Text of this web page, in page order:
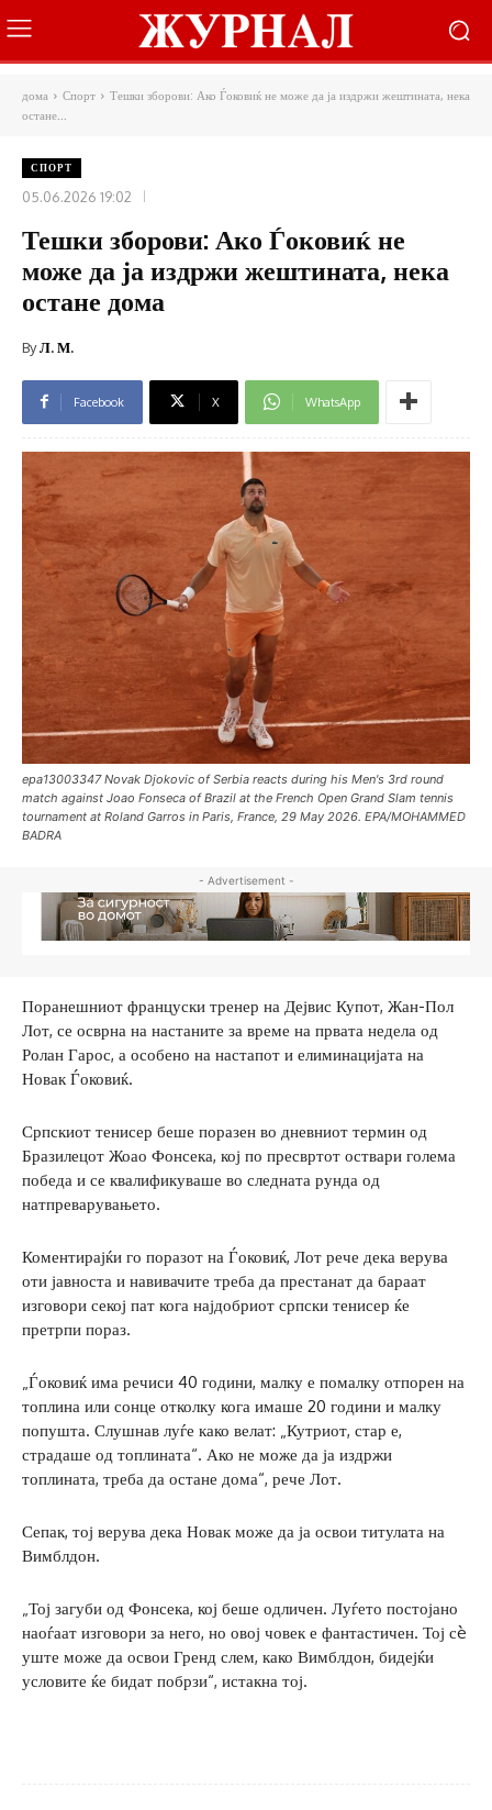
дома Спорт
Тешки зборови: Ако Ѓоковиќ не може да ја издржи жештината, нека
остане...
СПОРТ
05.06.2026 19:02
Тешки зборови: Ако Ѓоковиќ не
може да ја издржи жештината, нека
остане дома
ByЛ. М.
Facebook X WhatsApp
epa13003347 Novak Djokovic of Serbia reacts during his Men's 3rd round
match against Joao Fonseca of Brazil at the French Open Grand Slam tennis
tournament at Roland Garros in Paris, France, 29 May 2026. EPA/MOHAMMED
BADRA
- Advertisement -
Поранешниот француски тренер на Дејвис Купот, Жан-Пол
Лот, се осврна на настаните за време на првата недела од
Ролан Гарос, а особено на настапот и елиминацијата на
Новак Ѓоковиќ.
Српскиот тенисер беше поразен во дневниот термин од
Бразилецот Жоао Фонсека, кој по пресвртот оствари голема
победа и се квалификуваше во следната рунда од
натпреварувањето.
Коментирајќи го поразот на Ѓоковиќ, Лот рече дека верува
оти јавноста и навивачите треба да престанат да бараат
изговори секој пат кога најдобриот српски тенисер ќе
претрпи пораз.
„Ѓоковиќ има речиси 40 години, малку е помалку отпорен на
топлина или сонце отколку кога имаше 20 години и малку
попушта. Слушнав луѓе како велат: „Кутриот, стар е,
страдаше од топлината“. Ако не може да ја издржи
топлината, треба да остане дома“, рече Лот.
Сепак, тој верува дека Новак може да ја освои титулата на
Вимблдон.
„Тој загуби од Фонсека, кој беше одличен. Луѓето постојано
наоѓаат изговори за него, но овој човек е фантастичен. Тој сè
уште може да освои Гренд слем, како Вимблдон, бидејќи
условите ќе бидат побрзи“, истакна тој.